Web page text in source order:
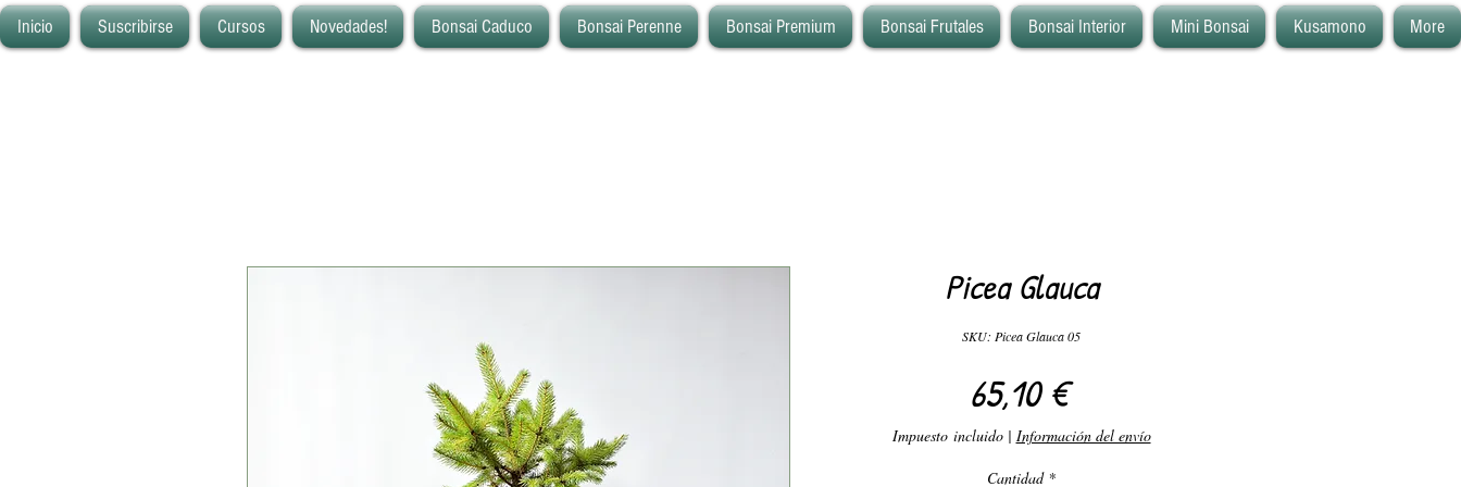
Inicio Suscribirse Cursos Novedades! Bonsai Caduco Bonsai Perenne Bonsai Premium Bonsai Frutales Bonsai Interior Mini Bonsai Kusamono More
Picea Glauca
SKU: Picea Glauca 05
65,10 €Precio
Impuesto incluido| Información del envío
Cantidad *